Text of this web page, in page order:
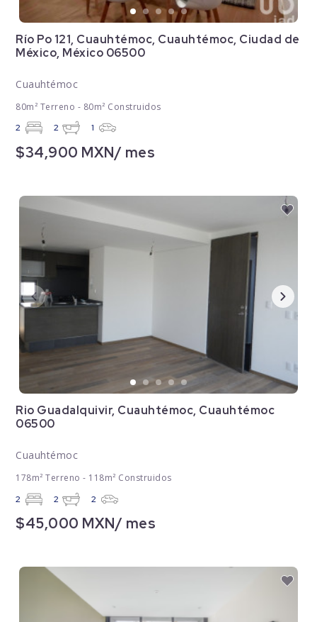
Río Po 121, Cuauhtémoc, Cuauhtémoc, Ciudad de
México, México 06500
Cuauhtémoc
80m² Terreno - 80m² Construidos
2 2 1
$34,900 MXN/ mes
Rio Guadalquivir, Cuauhtémoc, Cuauhtémoc
06500
Cuauhtémoc
178m² Terreno - 118m² Construidos
2 2 2
$45,000 MXN/ mes